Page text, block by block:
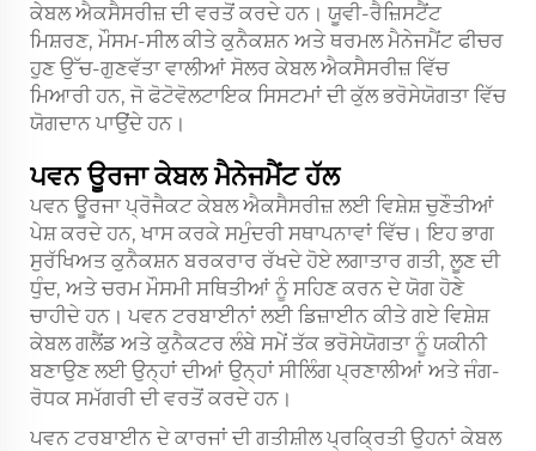
ਕੇਬਲ ਐਕਸੈਸਰੀਜ਼ ਦੀ ਵਰਤੋਂ ਕਰਦੇ ਹਨ। ਯੂਵੀ-ਰੈਜ਼ਿਸਟੈਂਟ
ਮਿਸ਼ਰਣ, ਮੌਸਮ-ਸੀਲ ਕੀਤੇ ਕੁਨੈਕਸ਼ਨ ਅਤੇ ਥਰਮਲ ਮੈਨੇਜਮੈਂਟ ਫੀਚਰ
ਹੁਣ ਉੱਚ-ਗੁਣਵੱਤਾ ਵਾਲੀਆਂ ਸੋਲਰ ਕੇਬਲ ਐਕਸੈਸਰੀਜ਼ ਵਿੱਚ
ਮਿਆਰੀ ਹਨ, ਜੋ ਫੋਟੋਵੋਲਟਾਇਕ ਸਿਸਟਮਾਂ ਦੀ ਕੁੱਲ ਭਰੋਸੇਯੋਗਤਾ ਵਿੱਚ
ਯੋਗਦਾਨ ਪਾਉਂਦੇ ਹਨ।
ਪਵਨ ਊਰਜਾ ਕੇਬਲ ਮੈਨੇਜਮੈਂਟ ਹੱਲ
ਪਵਨ ਊਰਜਾ ਪ੍ਰੋਜੈਕਟ ਕੇਬਲ ਐਕਸੈਸਰੀਜ਼ ਲਈ ਵਿਸ਼ੇਸ਼ ਚੁਣੌਤੀਆਂ
ਪੇਸ਼ ਕਰਦੇ ਹਨ, ਖਾਸ ਕਰਕੇ ਸਮੁੰਦਰੀ ਸਥਾਪਨਾਵਾਂ ਵਿੱਚ। ਇਹ ਭਾਗ
ਸੁਰੱਖਿਅਤ ਕੁਨੈਕਸ਼ਨ ਬਰਕਰਾਰ ਰੱਖਦੇ ਹੋਏ ਲਗਾਤਾਰ ਗਤੀ, ਲੂਣ ਦੀ
ਧੁੰਦ, ਅਤੇ ਚਰਮ ਮੌਸਮੀ ਸਥਿਤੀਆਂ ਨੂੰ ਸਹਿਣ ਕਰਨ ਦੇ ਯੋਗ ਹੋਣੇ
ਚਾਹੀਦੇ ਹਨ। ਪਵਨ ਟਰਬਾਈਨਾਂ ਲਈ ਡਿਜ਼ਾਈਨ ਕੀਤੇ ਗਏ ਵਿਸ਼ੇਸ਼
ਕੇਬਲ ਗਲੈਂਡ ਅਤੇ ਕੁਨੈਕਟਰ ਲੰਬੇ ਸਮੇਂ ਤੱਕ ਭਰੋਸੇਯੋਗਤਾ ਨੂੰ ਯਕੀਨੀ
ਬਣਾਉਣ ਲਈ ਉਨ੍ਹਾਂ ਦੀਆਂ ਉਨ੍ਹਾਂ ਸੀਲਿੰਗ ਪ੍ਰਣਾਲੀਆਂ ਅਤੇ ਜੰਗ-
ਰੋਧਕ ਸਮੱਗਰੀ ਦੀ ਵਰਤੋਂ ਕਰਦੇ ਹਨ।
ਪਵਨ ਟਰਬਾਈਨ ਦੇ ਕਾਰਜਾਂ ਦੀ ਗਤੀਸ਼ੀਲ ਪ੍ਰਕ੍ਰਿਤੀ ਉਹਨਾਂ ਕੇਬਲ